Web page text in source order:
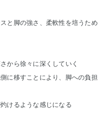
と脚の強さ、柔軟性を培うため
から徐々に深くしていく
に移すことにより、脚への負担
けるような感じになる